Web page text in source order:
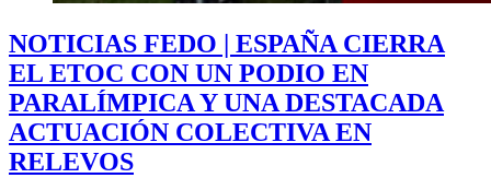
NOTICIAS FEDO | ESPAÑA CIERRA
EL ETOC CON UN PODIO EN
PARALÍMPICA Y UNA DESTACADA
ACTUACIÓN COLECTIVA EN
RELEVOS